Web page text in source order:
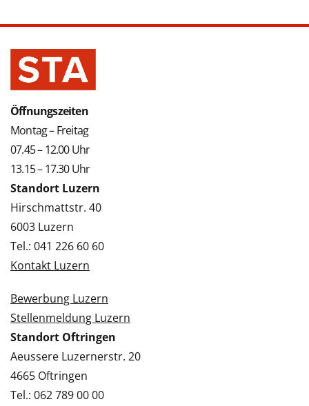
Öffnungszeiten
Montag – Freitag
07.45 – 12.00 Uhr
13.15 – 17.30 Uhr
Standort Luzern
Hirschmattstr. 40
6003 Luzern
Tel.: 041 226 60 60
Kontakt Luzern
Bewerbung Luzern
Stellenmeldung Luzern
Standort Oftringen
Aeussere Luzernerstr. 20
4665 Oftringen
Tel.: 062 789 00 00